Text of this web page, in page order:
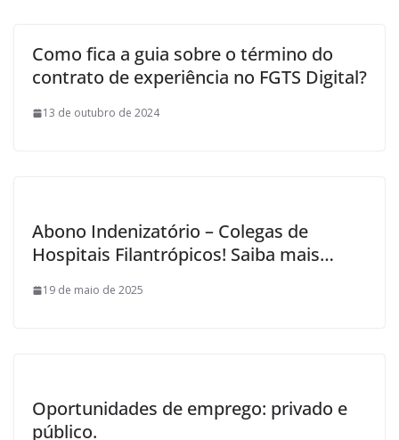
Como fica a guia sobre o término do
contrato de experiência no FGTS Digital?
13 de outubro de 2024
Abono Indenizatório – Colegas de
Hospitais Filantrópicos! Saiba mais…
19 de maio de 2025
Oportunidades de emprego: privado e
público.